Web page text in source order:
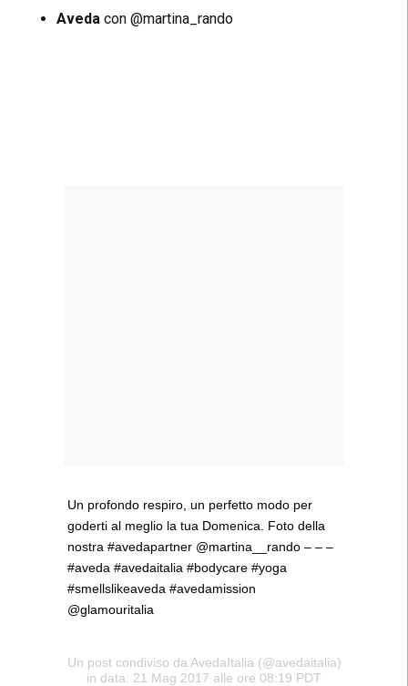
Aveda con @martina_rando
Un profondo respiro, un perfetto modo per
goderti al meglio la tua Domenica. Foto della
nostra #avedapartner @martina__rando – – –
#aveda #avedaitalia #bodycare #yoga
#smellslikeaveda #avedamission
@glamouritalia
Un post condiviso da AvedaItalia (@avedaitalia)
in data: 21 Mag 2017 alle ore 08:19 PDT